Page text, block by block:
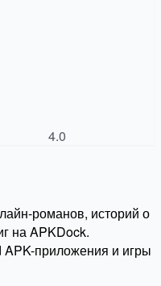
4.0
романов, историй о
на APKDock.
приложения и игры